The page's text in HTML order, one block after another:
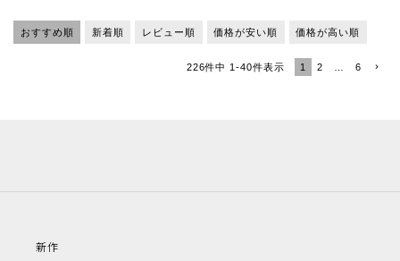
おすすめ順 新着順 レビュー順 価格が安い順 価格が高い順
226件中 1-40件表示 1 2 6
新作